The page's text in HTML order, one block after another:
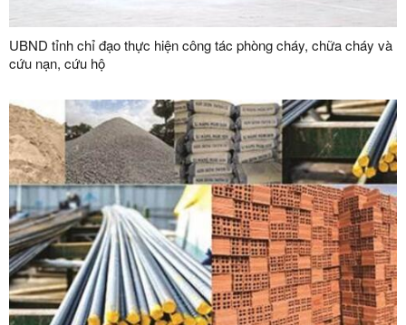
UBND tỉnh chỉ đạo thực hiện công tác phòng cháy, chữa cháy và
cứu nạn, cứu hộ